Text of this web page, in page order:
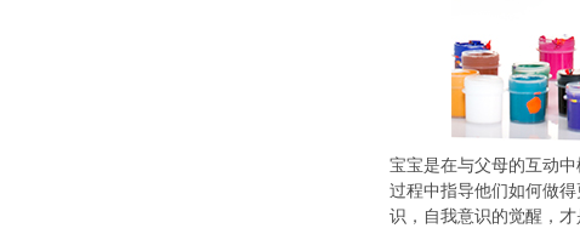
宝宝是在与父母的互动
过程中指导他们如何做
识，自我意识的觉醒，才